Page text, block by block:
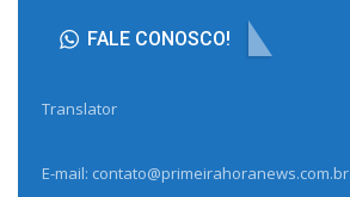
FALE CONOSCO!
Translator
E-mail: contato@primeirahoranews.com.br